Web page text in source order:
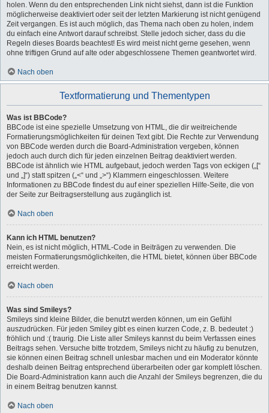
holen. Wenn du den entsprechenden Link nicht siehst, dann ist die Funktion
möglicherweise deaktiviert oder seit der letzten Markierung ist nicht genügend
Zeit vergangen. Es ist auch möglich, das Thema nach oben zu holen, indem
du einfach eine Antwort darauf schreibst. Stelle jedoch sicher, dass du die
Regeln dieses Boards beachtest! Es wird meist nicht gerne gesehen, wenn
ohne triftigen Grund auf alte oder abgeschlossene Themen geantwortet wird.
Nach oben
Textformatierung und Thementypen
Was ist BBCode?
BBCode ist eine spezielle Umsetzung von HTML, die dir weitreichende
Formatierungsmöglichkeiten für deinen Text gibt. Die Rechte zur Verwendung
von BBCode werden durch die Board-Administration vergeben, können
jedoch auch durch dich für jeden einzelnen Beitrag deaktiviert werden.
BBCode ist ähnlich wie HTML aufgebaut, jedoch werden Tags von eckigen („[“
und „]“) statt spitzen („<“ und „>“) Klammern eingeschlossen. Weitere
Informationen zu BBCode findest du auf einer speziellen Hilfe-Seite, die von
der Seite zur Beitragserstellung aus zugänglich ist.
Nach oben
Kann ich HTML benutzen?
Nein, es ist nicht möglich, HTML-Code in Beiträgen zu verwenden. Die
meisten Formatierungsmöglichkeiten, die HTML bietet, können über BBCode
erreicht werden.
Nach oben
Was sind Smileys?
Smileys sind kleine Bilder, die benutzt werden können, um ein Gefühl
auszudrücken. Für jeden Smiley gibt es einen kurzen Code, z. B. bedeutet :)
fröhlich und :( traurig. Die Liste aller Smileys kannst du beim Verfassen eines
Beitrags sehen. Versuche bitte trotzdem, Smileys nicht zu häufig zu benutzen,
sie können einen Beitrag schnell unlesbar machen und ein Moderator könnte
deshalb deinen Beitrag entsprechend überarbeiten oder gar komplett löschen.
Die Board-Administration kann auch die Anzahl der Smileys begrenzen, die du
in einem Beitrag benutzen kannst.
Nach oben